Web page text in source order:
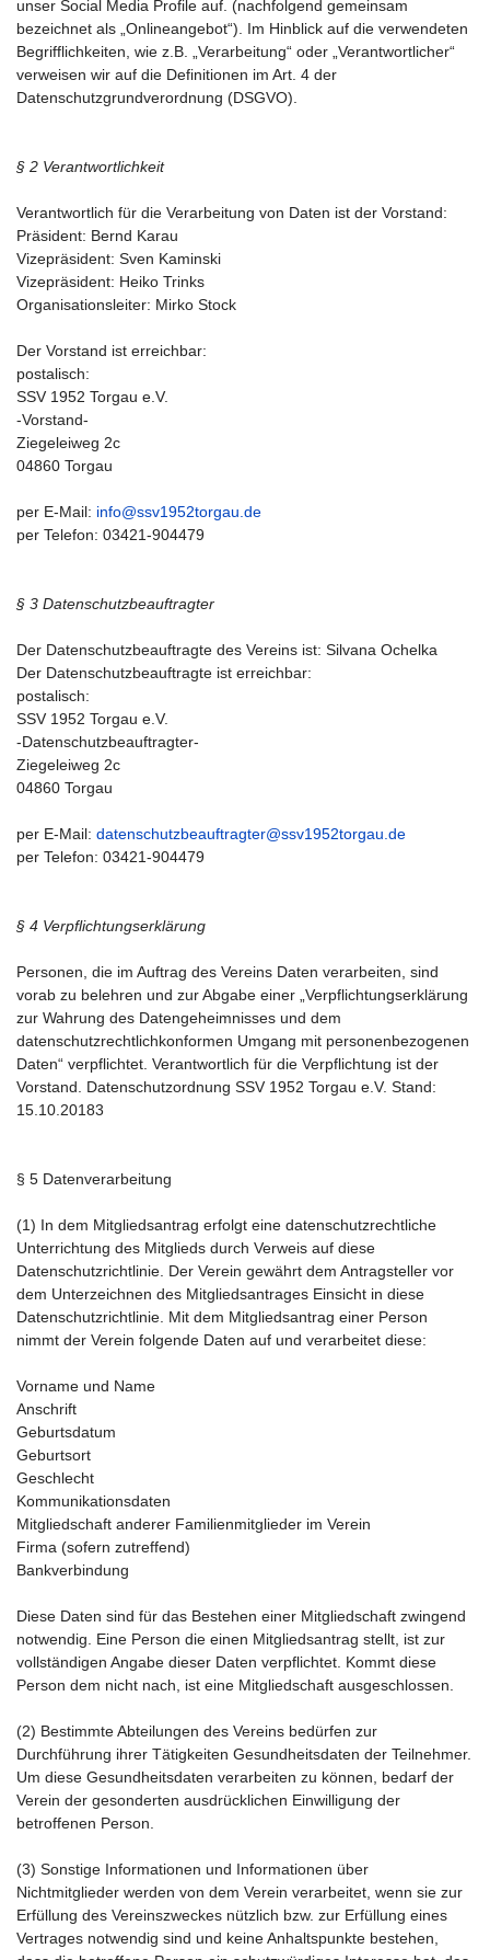
unser Social Media Profile auf. (nachfolgend gemeinsam
bezeichnet als „Onlineangebot“). Im Hinblick auf die verwendeten
Begrifflichkeiten, wie z.B. „Verarbeitung“ oder „Verantwortlicher“
verweisen wir auf die Definitionen im Art. 4 der
Datenschutzgrundverordnung (DSGVO).
§ 2 Verantwortlichkeit
Verantwortlich für die Verarbeitung von Daten ist der Vorstand:
Präsident: Bernd Karau
Vizepräsident: Sven Kaminski
Vizepräsident: Heiko Trinks
Organisationsleiter: Mirko Stock
Der Vorstand ist erreichbar:
postalisch:
SSV 1952 Torgau e.V.
-Vorstand-
Ziegeleiweg 2c
04860 Torgau
per E-Mail: info@ssv1952torgau.de
per Telefon: 03421-904479
§ 3 Datenschutzbeauftragter
Der Datenschutzbeauftragte des Vereins ist: Silvana Ochelka
Der Datenschutzbeauftragte ist erreichbar:
postalisch:
SSV 1952 Torgau e.V.
-Datenschutzbeauftragter-
Ziegeleiweg 2c
04860 Torgau
per E-Mail: datenschutzbeauftragter@ssv1952torgau.de
per Telefon: 03421-904479
§ 4 Verpflichtungserklärung
Personen, die im Auftrag des Vereins Daten verarbeiten, sind
vorab zu belehren und zur Abgabe einer „Verpflichtungserklärung
zur Wahrung des Datengeheimnisses und dem
datenschutzrechtlichkonformen Umgang mit personenbezogenen
Daten“ verpflichtet. Verantwortlich für die Verpflichtung ist der
Vorstand. Datenschutzordnung SSV 1952 Torgau e.V. Stand:
15.10.20183
§ 5 Datenverarbeitung
(1) In dem Mitgliedsantrag erfolgt eine datenschutzrechtliche
Unterrichtung des Mitglieds durch Verweis auf diese
Datenschutzrichtlinie. Der Verein gewährt dem Antragsteller vor
dem Unterzeichnen des Mitgliedsantrages Einsicht in diese
Datenschutzrichtlinie. Mit dem Mitgliedsantrag einer Person
nimmt der Verein folgende Daten auf und verarbeitet diese:
Vorname und Name
Anschrift
Geburtsdatum
Geburtsort
Geschlecht
Kommunikationsdaten
Mitgliedschaft anderer Familienmitglieder im Verein
Firma (sofern zutreffend)
Bankverbindung
Diese Daten sind für das Bestehen einer Mitgliedschaft zwingend
notwendig. Eine Person die einen Mitgliedsantrag stellt, ist zur
vollständigen Angabe dieser Daten verpflichtet. Kommt diese
Person dem nicht nach, ist eine Mitgliedschaft ausgeschlossen.
(2) Bestimmte Abteilungen des Vereins bedürfen zur
Durchführung ihrer Tätigkeiten Gesundheitsdaten der Teilnehmer.
Um diese Gesundheitsdaten verarbeiten zu können, bedarf der
Verein der gesonderten ausdrücklichen Einwilligung der
betroffenen Person.
(3) Sonstige Informationen und Informationen über
Nichtmitglieder werden von dem Verein verarbeitet, wenn sie zur
Erfüllung des Vereinszweckes nützlich bzw. zur Erfüllung eines
Vertrages notwendig sind und keine Anhaltspunkte bestehen,